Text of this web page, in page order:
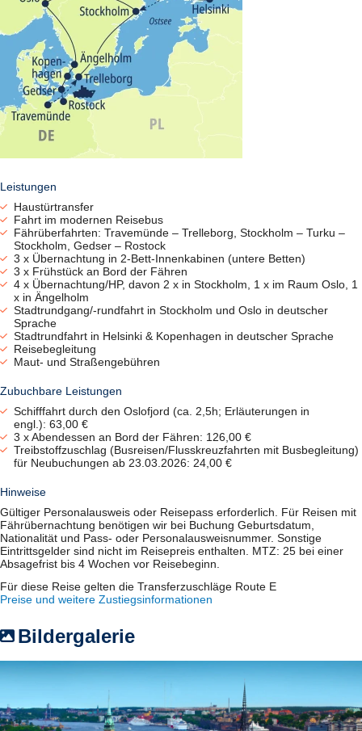
Leistungen
Haustürtransfer
Fahrt im modernen Reisebus
Fährüberfahrten: Travemünde – Trelleborg, Stockholm – Turku –
Stockholm, Gedser – Rostock
3 x Übernachtung in 2-Bett-Innenkabinen (untere Betten)
3 x Frühstück an Bord der Fähren
4 x Übernachtung/HP, davon 2 x in Stockholm, 1 x im Raum Oslo, 1
x in Ängelholm
Stadtrundgang/-rundfahrt in Stockholm und Oslo in deutscher
Sprache
Stadtrundfahrt in Helsinki & Kopenhagen in deutscher Sprache
Reisebegleitung
Maut- und Straßengebühren
Zubuchbare Leistungen
Schifffahrt durch den Oslofjord (ca. 2,5h; Erläuterungen in
engl.): 63,00 €
3 x Abendessen an Bord der Fähren: 126,00 €
Treibstoffzuschlag (Busreisen/Flusskreuzfahrten mit Busbegleitung)
für Neubuchungen ab 23.03.2026: 24,00 €
Hinweise
Gültiger Personalausweis oder Reisepass erforderlich. Für Reisen mit
Fährübernachtung benötigen wir bei Buchung Geburtsdatum,
Nationalität und Pass- oder Personalausweisnummer. Sonstige
Eintrittsgelder sind nicht im Reisepreis enthalten. MTZ: 25 bei einer
Absagefrist bis 4 Wochen vor Reisebeginn.
Für diese Reise gelten die Transferzuschläge Route E
Preise und weitere Zustiegsinformationen
Bildergalerie